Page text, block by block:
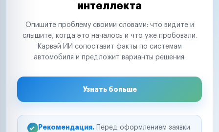
интеллекта
Опишите проблему своими словами: что видите и
слышите, когда это началось и что уже пробовали.
Карвэй ИИ сопоставит факты по системам
автомобиля и предложит варианты решения.
Узнать больше
Рекомендация. Перед оформлением заявки